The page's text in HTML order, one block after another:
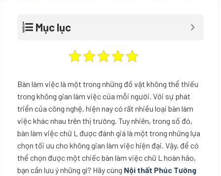
Mục lục
Bàn làm việc là một trong những đồ vật không thể thiếu
trong không gian làm việc của mỗi người. Với sự phát
triển của công nghệ, hiện nay có rất nhiều loại bàn làm
việc khác nhau trên thị trường. Tuy nhiên, trong số đó,
bàn làm việc chữ L được đánh giá là một trong những lựa
chọn tối ưu cho không gian làm việc hiện đại. Vậy, để có
thể chọn được một chiếc bàn làm việc chữ L hoàn hảo,
bạn cần lưu ý những gì? Hãy cùng Nội thất Phúc Tường